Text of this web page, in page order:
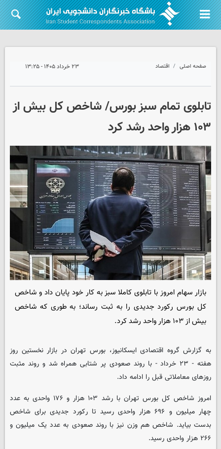
صفحه اصلی اقتصاد ۲۳ خرداد ۱۴۰۵ - ۱۳:۲۵
تابلوی تمام سبز بورس/ شاخص کل بیش از
۱۰۳ هزار واحد رشد کرد
بازار سهام امروز با تابلوی کاملا سبز به کار خود پایان داد و شاخص
کل بورس رکورد جدیدی را به ثبت رساند؛ به طوری که شاخص
بیش از ۱۰۳ هزار واحد رشد کرد.
به گزارش گروه اقتصادی ایسکانیوز، بورس تهران در بازار نخستین روز
هفته - ۲۳ خرداد - با روند صعودی پر شتابی همراه شد و روند مثبت
روزهای معاملاتی قبل را ادامه داد.
امروز شاخص کل بورس تهران با رشد ۱۰۳ هزار و ۱۷۶ واحدی به عدد
چهار میلیون و ۶۹۶ هزار واحدی رسید تا رکورد جدیدی برای شاخص
بدست بیاید. شاخص هم وزن نیز با روند صعودی به عدد یک میلیون و
۲۶۶ هزار واحدی رسید.